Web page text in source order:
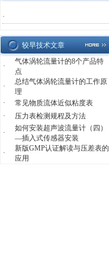
·
较早技术文章
·
气体涡轮流量计的8个产品特
点
·
总结气体涡轮流量计的工作原
理
·
常见物质流体近似粘度表
·
压力表检测规程及方法
·
如何安装超声波流量计（四）
—插入式传感器安装
·
新版GMP认证解读与压差表的
应用